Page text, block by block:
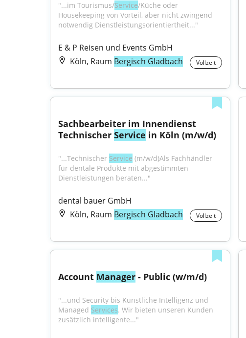
"...im Tourismus/Service/Küche oder
Housekeeping von Vorteil, aber nicht zwingend
notwendig Dienstleistungsorientiertheit..."
E & P Reisen und Events GmbH
Köln, Raum Bergisch Gladbach Vollzeit
Sachbearbeiter im Innendienst
Technischer Service in Köln (m/w/d)
"...Technischer Service (m⁠/⁠w⁠/⁠d)Als Fachhändler
für dentale Produkte mit abgestimmten
Dienstleistungen beraten..."
dental bauer GmbH
Köln, Raum Bergisch Gladbach Vollzeit
Account Manager - Public (w/m/d)
"...und Security bis Künstliche Intelligenz und
Managed Services. Wir bieten unseren Kunden
zusätzlich intelligente..."